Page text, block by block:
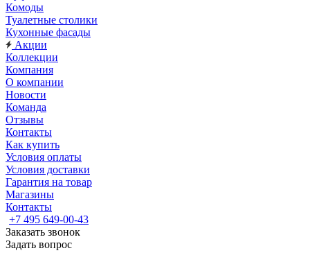
Комоды
Туалетные столики
Кухонные фасады
Акции
Коллекции
Компания
О компании
Новости
Команда
Отзывы
Контакты
Как купить
Условия оплаты
Условия доставки
Гарантия на товар
Магазины
Контакты
+7 495 649-00-43
Заказать звонок
Задать вопрос